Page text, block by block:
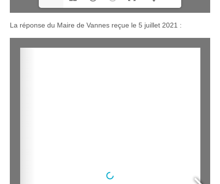
La réponse du Maire de Vannes reçue le 5 juillet 2021 :